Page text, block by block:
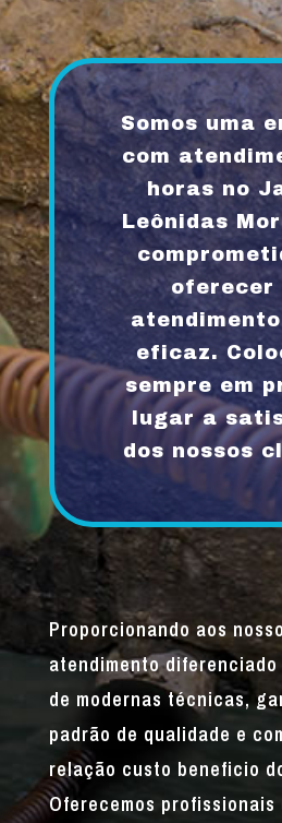
Somos uma
com
horas no
Leônidas
oferecer
eficaz.
sempre em
lugar a
dos nossos
Proporcionando aos
atendimento
de modernas técnicas,
padrão de qualidade e
relação custo beneficio
Oferecemos profissionais